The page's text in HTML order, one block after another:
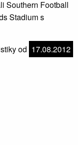
Southern Football
Stadium s
od 17.08.2012